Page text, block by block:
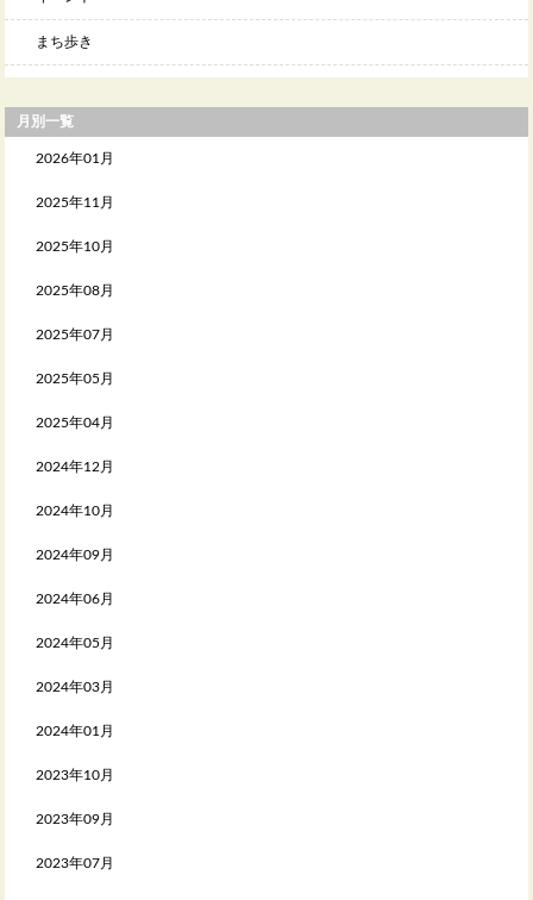
まち歩き
月別一覧
2026年01月
2025年11月
2025年10月
2025年08月
2025年07月
2025年05月
2025年04月
2024年12月
2024年10月
2024年09月
2024年06月
2024年05月
2024年03月
2024年01月
2023年10月
2023年09月
2023年07月